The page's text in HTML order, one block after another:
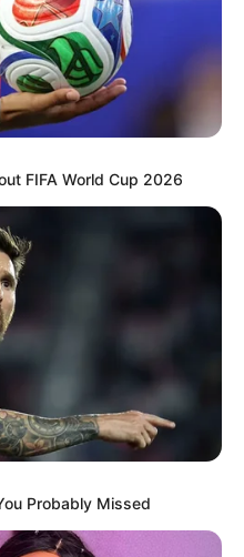
FIFA World Cup 2026
Probably Missed